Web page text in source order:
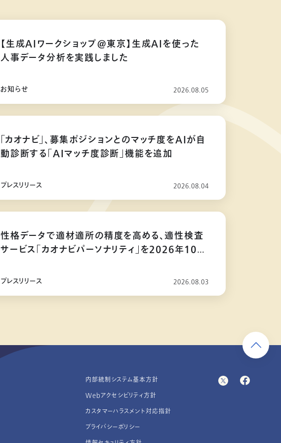
【生成AIワークショップ@東京】生成AIを使った
人事データ分析を実践しました
お知らせ 2026.08.05
「カオナビ」、募集ポジションとのマッチ度をAIが自
動診断する「AIマッチ度診断」機能を追加
プレスリリース 2026.08.04
性格データで適材適所の精度を高める、適性検査
サービス「カオナビパーソナリティ」を2026年10月
プレスリリース 2026.08.03
内部統制システム基本方針
Webアクセシビリティ方針
カスタマーハラスメント対応指針
プライバシーポリシー